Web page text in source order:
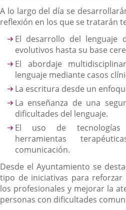
A lo largo del día se
reflexión en los que se tratarán
El desarrollo del lenguaje
evolutivos hasta su base
El abordaje
lenguaje mediante casos
La escritura desde un
La enseñanza de una
dificultades del lenguaje.
El uso de tecnologías
herramientas
comunicación.
Desde el Ayuntamiento se
tipo de iniciativas para
los profesionales y mejorar la
personas con dificultades